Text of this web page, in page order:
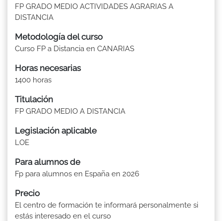
FP GRADO MEDIO ACTIVIDADES AGRARIAS A
DISTANCIA
Metodología del curso
Curso FP a Distancia en CANARIAS
Horas necesarias
1400 horas
Titulación
FP GRADO MEDIO A DISTANCIA
Legislación aplicable
LOE
Para alumnos de
Fp para alumnos en España en 2026
Precio
El centro de formación te informará personalmente si
estás interesado en el curso